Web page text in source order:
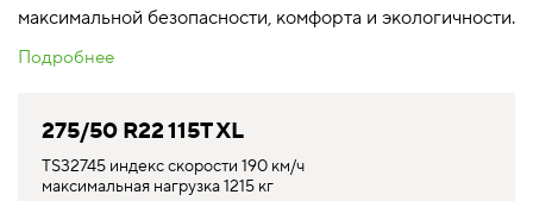
максимальной безопасности, комфорта и экологичности.
Подробнее
275/50 R22 115T XL
TS32745 индекс скорости 190 км/ч
максимальная нагрузка 1215 кг